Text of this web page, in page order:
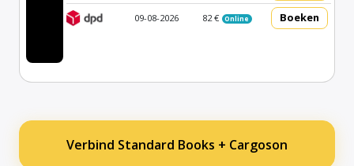
09-08-2026 82 € Online Boeken
Verbind Standard Books + Cargoson